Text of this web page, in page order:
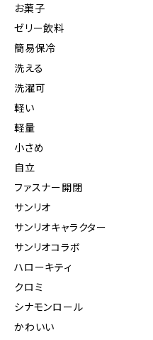
お菓子
ゼリー飲料
簡易保冷
洗える
洗濯可
軽い
軽量
小さめ
自立
ファスナー開閉
サンリオ
サンリオキャラクター
サンリオコラボ
ハローキティ
クロミ
シナモンロール
かわいい